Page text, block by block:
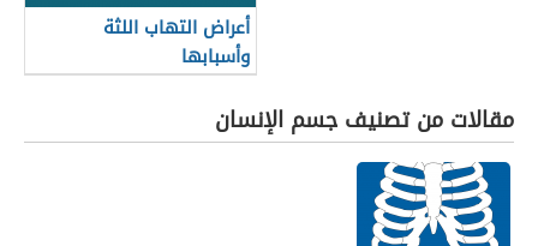
أعراض التهاب اللثة
وأسبابها
مقالات من تصنيف جسم الإنسان